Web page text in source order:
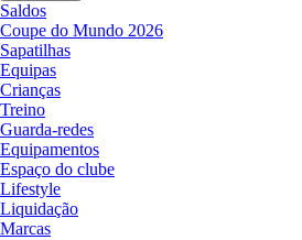
Saldos
Coupe do Mundo 2026
Sapatilhas
Equipas
Crianças
Treino
Guarda-redes
Equipamentos
Espaço do clube
Lifestyle
Liquidação
Marcas